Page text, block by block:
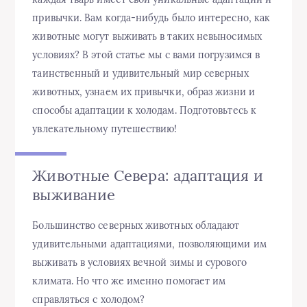
привычки. Вам когда-нибудь было интересно, как
животные могут выживать в таких невыносимых
условиях? В этой статье мы с вами погрузимся в
таинственный и удивительный мир северных
животных, узнаем их привычки, образ жизни и
способы адаптации к холодам. Подготовьтесь к
увлекательному путешествию!
Животные Севера: адаптация и
выживание
Большинство северных животных обладают
удивительными адаптациями, позволяющими им
выживать в условиях вечной зимы и сурового
климата. Но что же именно помогает им
справляться с холодом?